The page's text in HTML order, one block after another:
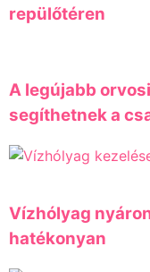
repülőtéren
A legújabb
segíthetnek a
Vízhólyag
hatékonyan